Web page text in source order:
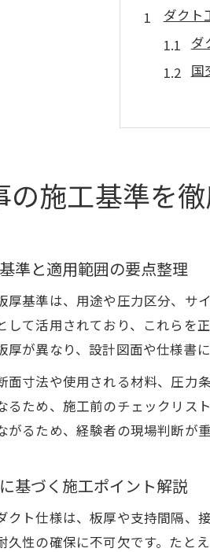
ダクト
ダ
国
公
現場
現
ダ
公共仕
公
国
ダ
最新ダ
最
の施工基準を
準と適用範囲の要点整理
厚基準は、用途や圧力区分、サ
して活用されており、これらを
厚が異なり、設計図面や仕様書
面寸法や使用される材料、圧力
るため、施工前のチェックリス
るため、経験者の現場判断が重
基づく施工ポイント解説
クト仕様は、板厚や支持間隔、
久性の確保に不可欠です。たと